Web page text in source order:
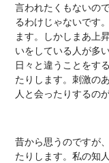
言われたくもないの
るわけじゃないです
ます。しかしまあ上
いをしている人が多
日々と違うことをす
たりします。刺激の
人と会ったりするの
昔から思うのですが
たりします。私の知